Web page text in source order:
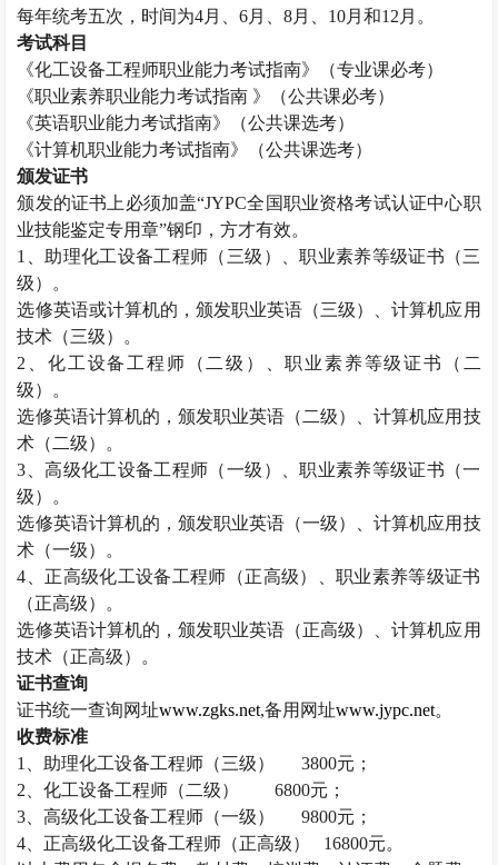
每年统考五次，时间为4月、6月、8月、 10月和12 月。
考试科目
《化工设备工程师职业能力考试指南》（专业课必考）
《职业素养职业能力考试指南 》（公共课必考）
《英语职业能力考试指南》（公共课选考）
《计算机职业能力考试指南》（公共课选考）
颁发证书
颁发的证书上必须加盖“JYPC全国职业资格考试认证中心职
业技能鉴定专用章”钢印，方才有效。
1
、助理化工设备工程师（三级）、职业素养等级证书（三
级）。
选修英语或计算机的，颁发职业英语（三级）、计算机应用
技术（三级）。
2 、化工设备工程师（二级）、职业素养等级证书（二
级）。
选修英语计算机的，颁发职业英语（二级）、计算机应用技
术（二级）。
3 、高级化工设备工程师（一级）、职业素养等级证书（一
级）。
选修英语计算机的，颁发职业英语（一级）、计算机应用技
术（一级）。
4 、正高级化工设备工程师（正高级）、职业素养等级证书
（正高级）。
选修英语计算机的，颁发职业英语（正高级）、计算机应用
技术（正高级）。
证书查询
证书统一查询网址www.zgks.net,备用网址www.jypc.net。
收费标准
1
、助理化工设备工程师（三级） 3800元；
2 、化工设备工程师（二级） 6800元；
3 、高级化工设备工程师（一级） 9800元；
4 、正高级化工设备工程师（正高级） 16800元。